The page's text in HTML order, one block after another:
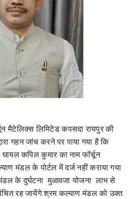
मैटेलिक्स लिमिटेड कपसदा रायपुर की
गहन जांच करने पर पाया गया है कि
कपिल कुमार का नाम फॉर्चून
मंडल के पोर्टल में दर्ज नहीं कराया गया
के दुर्घटना मुआवजा योजना लाभ से
रह जायेंगे श्रम कल्याण मंडल को उक्त